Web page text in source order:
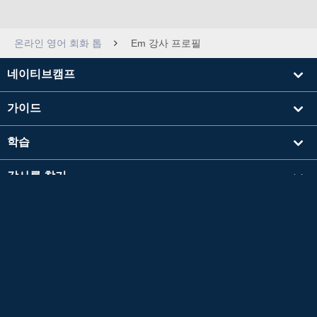
온라인 영어 회화 톱 Em 강사 프로필
네이티브캠프
가이드
학습
강사를 찾기